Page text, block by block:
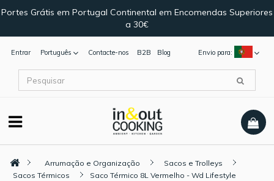
Portes Grátis em Portugal Continental em Encomendas Superiores
a 30€
Entrar Português Envio para:
Contacte-nos B2B Blog
Arrumação e Organização
Sacos e Trolleys
Sacos Térmicos
Saco Térmico 8L Vermelho - Wd Lifestyle